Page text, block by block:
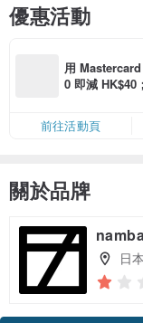
優惠活動
用
0 即減 HK$40
限，額滿即止
卡」結帳）
前往活動頁
關於品牌
日本
領優惠券